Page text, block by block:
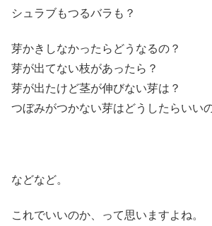
シュラブもつるバラも？
芽かきしなかったらどうなるの？
芽が出てない枝があったら？
芽が出たけど茎が伸びない芽は？
つぼみがつかない芽はどうしたらいい
などなど。
これでいいのか、って思いますよね。